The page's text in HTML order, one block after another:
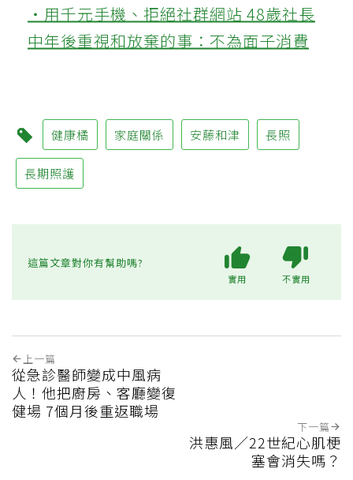
‧用千元手機、拒絕社群網站 48歲社長
中年後重視和放棄的事：不為面子消費
健康橘 家庭關係 安藤和津 長照
長期照護
這篇文章對你有幫助嗎?
實用 不實用
上一篇
從急診醫師變成中風病
人！他把廚房、客廳變復
健場 7個月後重返職場
下一篇
洪惠風／22世紀心肌梗
塞會消失嗎？